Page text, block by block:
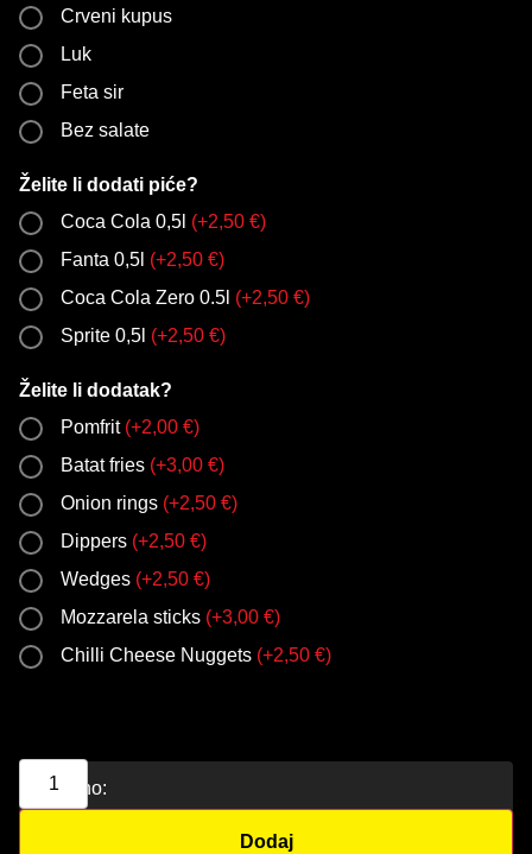
Crveni kupus
Luk
Feta sir
Bez salate
Želite li dodati piće?
Coca Cola 0,5l (+2,50 €)
Fanta 0,5l (+2,50 €)
Coca Cola Zero 0.5l (+2,50 €)
Sprite 0,5l (+2,50 €)
Želite li dodatak?
Pomfrit (+2,00 €)
Batat fries (+3,00 €)
Onion rings (+2,50 €)
Dippers (+2,50 €)
Wedges (+2,50 €)
Mozzarela sticks (+3,00 €)
Chilli Cheese Nuggets (+2,50 €)
Ukupno:
Dodaj